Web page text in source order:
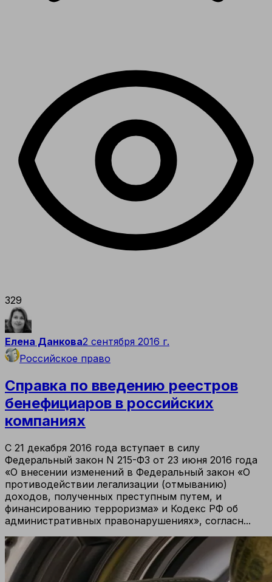
329
Елена Данкова2 сентября 2016 г.
Российское право
Справка по введению реестров
бенефициаров в российских
компаниях
C 21 декабря 2016 года вступает в силу
Федеральный закон N 215-ФЗ от 23 июня 2016 года
«О внесении изменений в Федеральный закон «О
противодействии легализации (отмыванию)
доходов, полученных преступным путем, и
финансированию терроризма» и Кодекс РФ об
административных правонарушениях», согласн...